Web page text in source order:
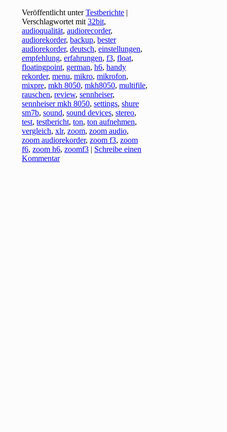
Veröffentlicht unter Testberichte |
Verschlagwortet mit 32bit,
audioqualität,audiorecorder,
audiorekorder,backup,bester
audiorekorder,deutsch,einstellungen,
empfehlung,erfahrungen,f3,float,
floatingpoint, german,h6,handy
rekorder,menu,mikro,mikrofon,
mixpre,mkh 8050,mkh8050,multifile,
rauschen,review,sennheiser,
sennheiser mkh 8050,settings,shure
sm7b,sound,sound devices,stereo,
test,testbericht,ton,ton aufnehmen,
vergleich,xlr,zoom,zoom audio,
zoom audiorekorder,zoom f3,zoom
f6,zoom h6,zoomf3 | Schreibe einen
Kommentar